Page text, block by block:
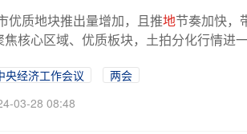
优质地块推出量增加，且推地节奏加快，
焦核心区域、优质板块，土拍分化行情进
央经济工作会议
两会
03-28 08:48